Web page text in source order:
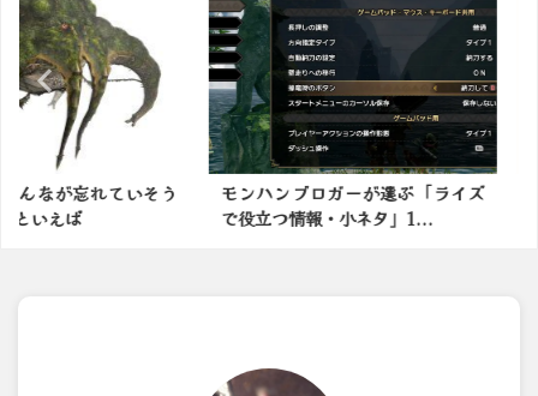
ていそう
モンハンブロガーが選ぶ「ライズ
で役立つ情報・小ネタ」1...
モンハン